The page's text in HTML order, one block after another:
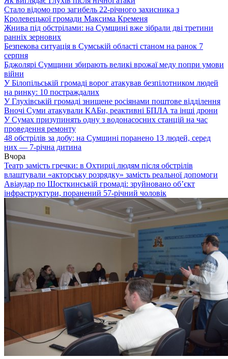
Стало відомо про загибель 22-річного захисника з
Кролевецької громади Максима Кременя
Жнива під обстрілами: на Сумщині вже зібрали дві третини
ранніх зернових
Безпекова ситуація в Сумській області станом на ранок 7
серпня
Бджолярі Сумщини збирають великі врожаї меду попри умови
війни
У Білопільській громаді ворог атакував безпілотником людей
на ринку: 10 постраждалих
У Глухівській громаді знищене росіянами поштове відділення
Вночі Суми атакували КАБи, реактивні БПЛА та інші дрони
У Сумах призупинять одну з водонасосних станцій на час
проведення ремонту
48 обстрілів за добу: на Сумщині поранено 13 людей, серед
них — 7-річна дитина
Вчора
Театр замість гречки: в Охтирці людям після обстрілів
влаштували «акторську розрядку» замість реальної допомоги
Авіаудар по Шосткинській громаді: зруйновано об’єкт
інфраструктури, поранений 57-річний чоловік